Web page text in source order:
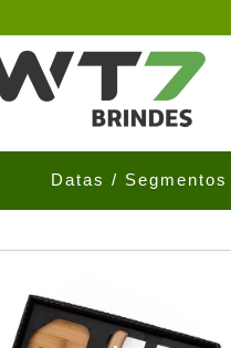
Datas /